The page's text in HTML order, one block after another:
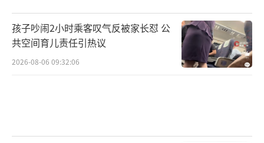
孩子吵闹2小时乘客叹气反被家长怼 公
共空间育儿责任引热议
2026-08-06 09:32:06